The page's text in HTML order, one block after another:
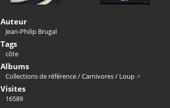
Auteur
Jean-Philip Brugal
Tags
côte
Albums
Collections de référence/Carnivores/ Loup ♂
Visites
16589